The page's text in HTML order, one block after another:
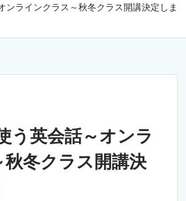
ンラインクラス～秋冬クラス開講決定しま
う英会話～オンラ
冬クラス開講決